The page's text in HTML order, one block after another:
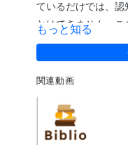
ているだけでは、認
とはできません。こ
体と基本を解説す
もっと知る
関連動画